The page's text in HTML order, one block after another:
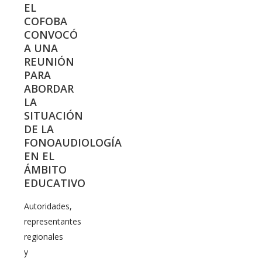
EL
COFOBA
CONVOCÓ
A UNA
REUNIÓN
PARA
ABORDAR
LA
SITUACIÓN
DE LA
FONOAUDIOLOGÍA
EN EL
ÁMBITO
EDUCATIVO
Autoridades,
representantes
regionales
y